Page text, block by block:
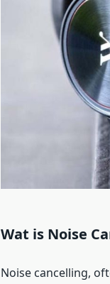
Wat is Noise
Noise cancelling,